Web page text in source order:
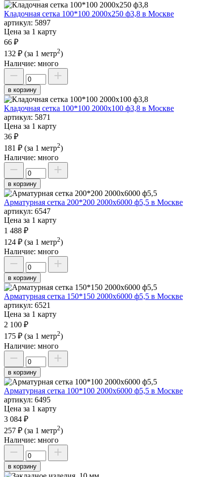
Кладочная сетка 100*100 2000х250 ф3,8 в Москве
артикул: 5897
Цена за 1 карту
66 ₽
132 ₽ (за 1 метр2)
Наличие: много
в корзину
Кладочная сетка 100*100 2000х100 ф3,8 в Москве
артикул: 5871
Цена за 1 карту
36 ₽
181 ₽ (за 1 метр2)
Наличие: много
в корзину
Арматурная сетка 200*200 2000х6000 ф5,5 в Москве
артикул: 6547
Цена за 1 карту
1 488 ₽
124 ₽ (за 1 метр2)
Наличие: много
в корзину
Арматурная сетка 150*150 2000х6000 ф5,5 в Москве
артикул: 6521
Цена за 1 карту
2 100 ₽
175 ₽ (за 1 метр2)
Наличие: много
в корзину
Арматурная сетка 100*100 2000х6000 ф5,5 в Москве
артикул: 6495
Цена за 1 карту
3 084 ₽
257 ₽ (за 1 метр2)
Наличие: много
в корзину